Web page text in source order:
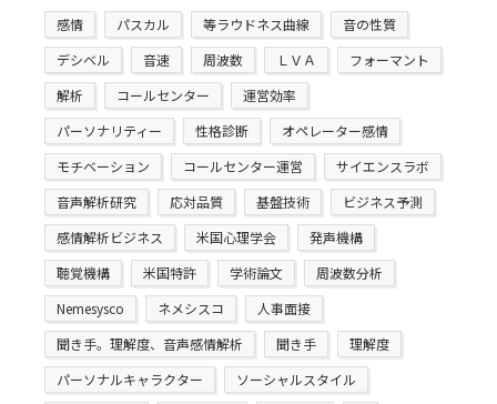
感情 パスカル 等ラウドネス曲線
音の性質
デシベル
音速 周波数 ＬＶＡ
フォーマント
解析
コールセンター
運営効率
パーソナリティー
性格診断
オペレーター感情
モチベーション
コールセンター運営
サイエンスラボ
音声解析研究
応対品質 基盤技術
ビジネス予測
感情解析ビジネス
米国心理学会
発声機構
聴覚機構
米国特許 学術論文
周波数分析
Nemesysco
ネメシスコ
人事面接
聞き手。理解度、音声感情解析
聞き手
理解度
パーソナルキャラクター
ソーシャルスタイル